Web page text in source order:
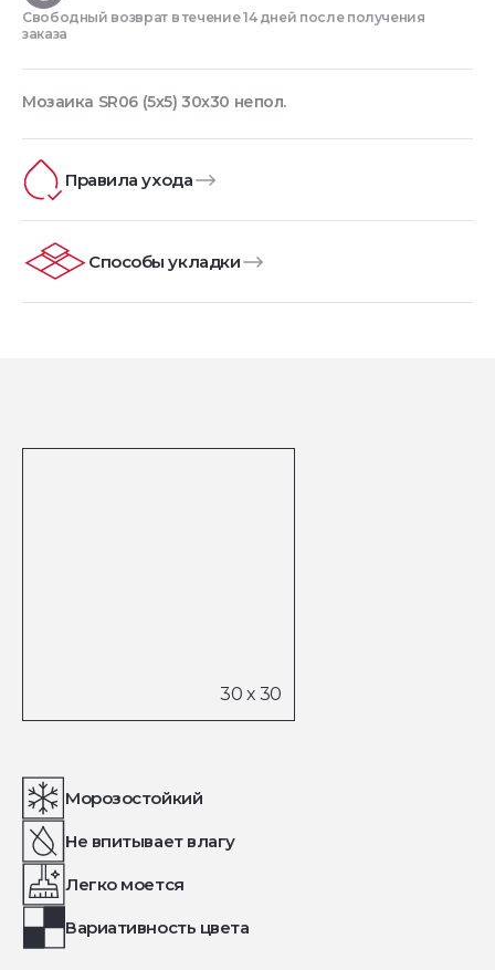
Свободный возврат в течение 14 дней после получения
заказа
Мозаика SR06 (5х5) 30x30 непол.
Правила ухода
Способы укладки
Морозостойкий
Не впитывает влагу
Легко моется
Вариативность цвета